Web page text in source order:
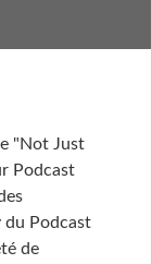
"Not Just
Podcast
du Podcast
de